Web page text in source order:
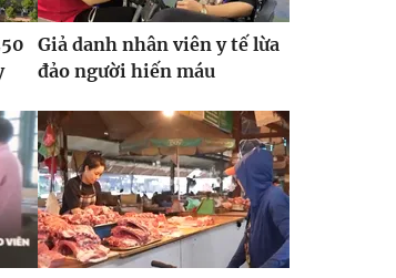
Giả danh nhân viên y tế lừa
đảo người hiến máu